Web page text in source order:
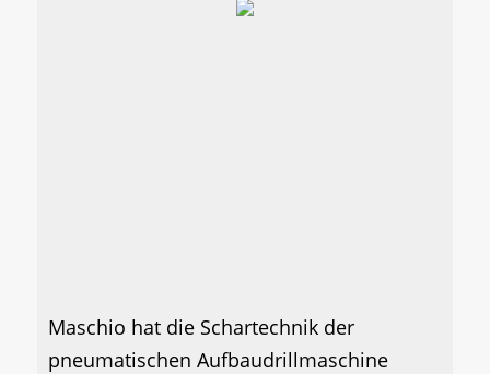
Maschio hat die Schartechnik der
pneumatischen Aufbaudrillmaschine